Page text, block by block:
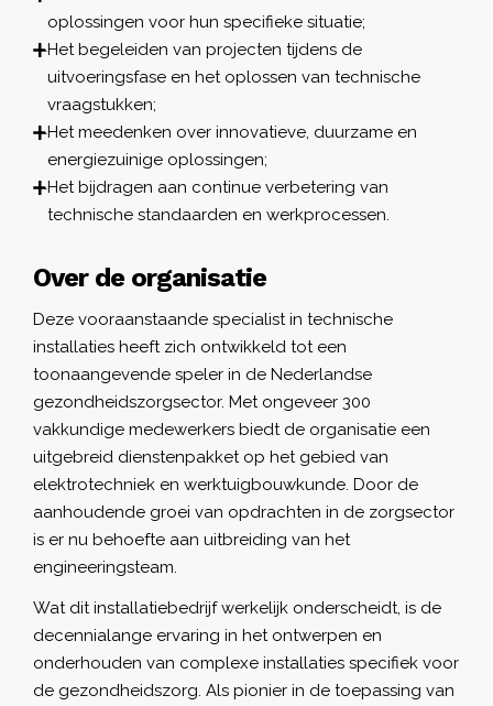
oplossingen voor hun specifieke situatie;
Het begeleiden van projecten tijdens de
uitvoeringsfase en het oplossen van technische
vraagstukken;
Het meedenken over innovatieve, duurzame en
energiezuinige oplossingen;
Het bijdragen aan continue verbetering van
technische standaarden en werkprocessen.
Over de organisatie
Deze vooraanstaande specialist in technische
installaties heeft zich ontwikkeld tot een
toonaangevende speler in de Nederlandse
gezondheidszorgsector. Met ongeveer 300
vakkundige medewerkers biedt de organisatie een
uitgebreid dienstenpakket op het gebied van
elektrotechniek en werktuigbouwkunde. Door de
aanhoudende groei van opdrachten in de zorgsector
is er nu behoefte aan uitbreiding van het
engineeringsteam.
Wat dit installatiebedrijf werkelijk onderscheidt, is de
decennialange ervaring in het ontwerpen en
onderhouden van complexe installaties specifiek voor
de gezondheidszorg. Als pionier in de toepassing van